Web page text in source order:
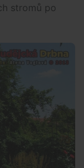
stromů po